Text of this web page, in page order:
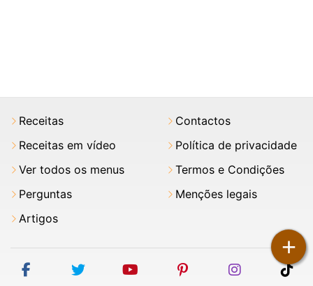
+
Receitas
Receitas em vídeo
Ver todos os menus
Perguntas
Artigos
Contactos
Política de privacidade
Termos e Condições
Menções legais
facebooktwitter youtubepinterestinstagram